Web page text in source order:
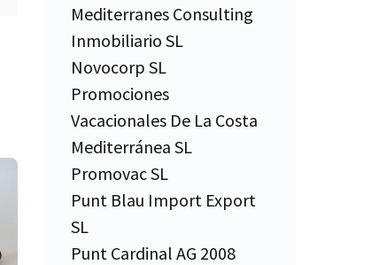
Mediterranes Consulting
Inmobiliario SL
Novocorp SL
Promociones
Vacacionales De La Costa
Mediterránea SL
Promovac SL
Punt Blau Import Export
SL
Punt Cardinal AG 2008